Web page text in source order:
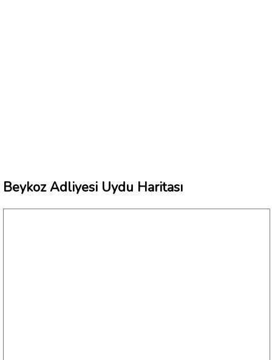
Beykoz Adliyesi Uydu Haritası